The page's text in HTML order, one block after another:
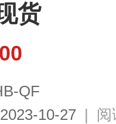
货
QF
2023-10-27 | 阅